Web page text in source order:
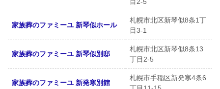
目2-5
家族葬のファミーユ 新琴似ホール
札幌市北区新琴似8条1丁
目3-1
家族葬のファミーユ 新琴似別邸
札幌市北区新琴似8条13
丁目2-5
家族葬のファミーユ 新発寒別館
札幌市手稲区新発寒4条6